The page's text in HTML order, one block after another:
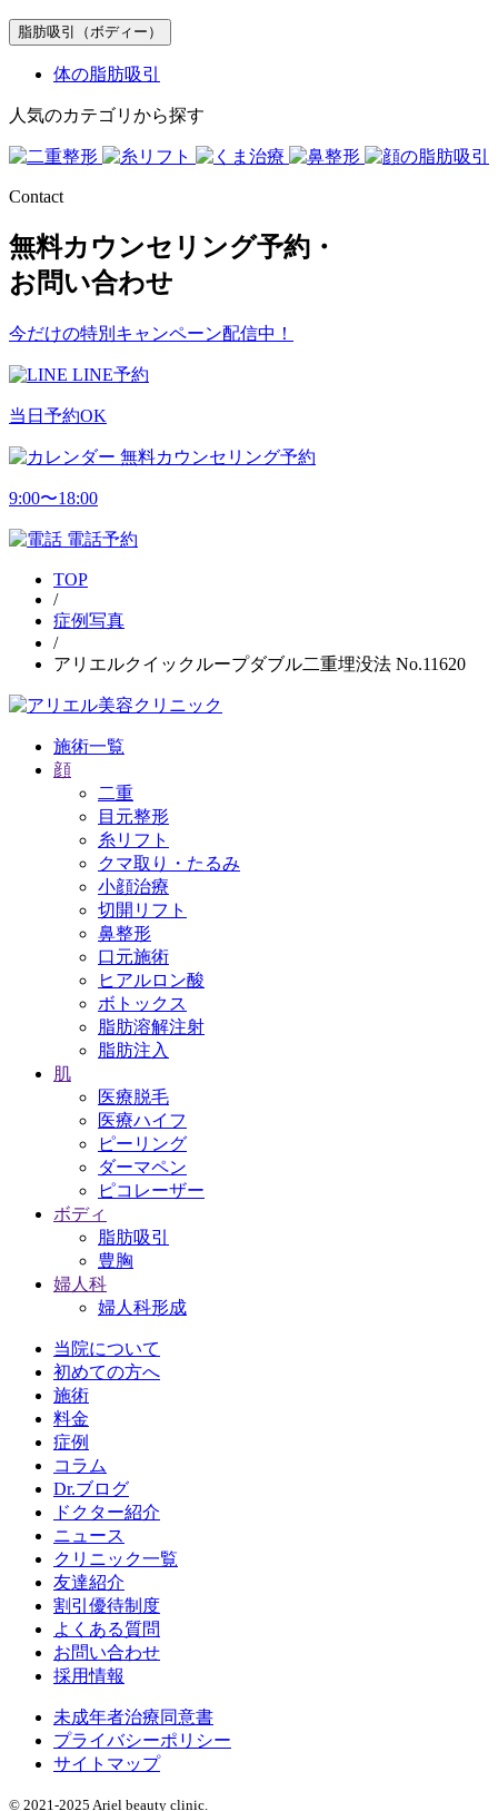
脂肪吸引（ボディー）
体の脂肪吸引
人気のカテゴリから探す
Contact
無料カウンセリング予約・
お問い合わせ
今だけの特別キャンペーン配信中！
LINE予約
当日予約OK
無料カウンセリング予約
9:00〜18:00
電話予約
TOP
/
症例写真
/
アリエルクイックループダブル二重埋没法 No.11620
施術一覧
顔
二重
目元整形
糸リフト
クマ取り・たるみ
小顔治療
切開リフト
鼻整形
口元施術
ヒアルロン酸
ボトックス
脂肪溶解注射
脂肪注入
肌
医療脱毛
医療ハイフ
ピーリング
ダーマペン
ピコレーザー
ボディ
脂肪吸引
豊胸
婦人科
婦人科形成
当院について
初めての方へ
施術
料金
症例
コラム
Dr.ブログ
ドクター紹介
ニュース
クリニック一覧
友達紹介
割引優待制度
よくある質問
お問い合わせ
採用情報
未成年者治療同意書
プライバシーポリシー
サイトマップ
© 2021-2025 Ariel beauty clinic.